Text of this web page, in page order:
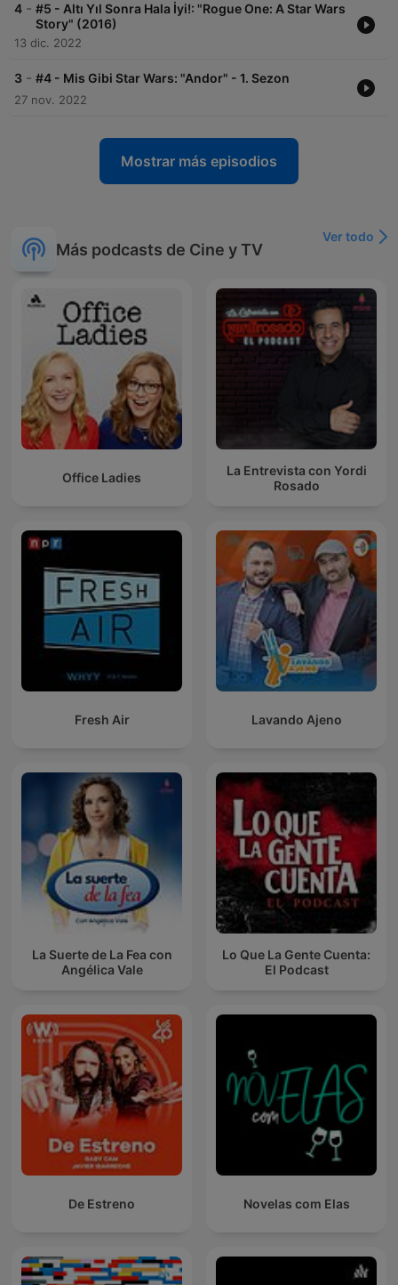
4 - #5 - Altı Yıl Sonra Hala İyi!: "Rogue One: A Star Wars
Story" (2016)
13 dic. 2022
3 - #4 - Mis Gibi Star Wars: "Andor" - 1. Sezon
27 nov. 2022
Mostrar más episodios
Más podcasts de Cine y TV
Ver todo
Office Ladies
La Entrevista con Yordi
Rosado
Fresh Air Lavando Ajeno
La Suerte de La Fea con
Angélica Vale
Lo Que La Gente Cuenta:
El Podcast
De Estreno Novelas com Elas